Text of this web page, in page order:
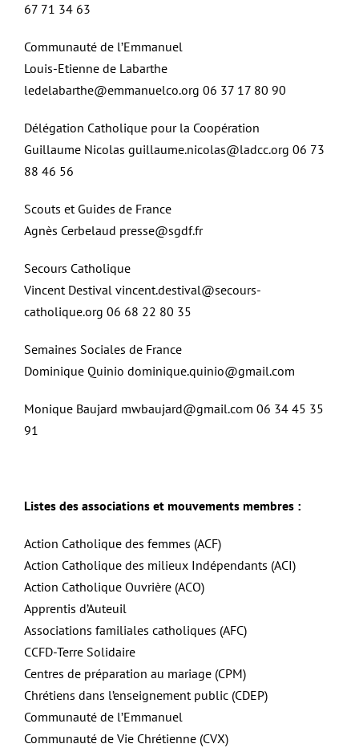
67 71 34 63
Communauté de l’Emmanuel
Louis-Etienne de Labarthe
ledelabarthe@emmanuelco.org 06 37 17 80 90
Délégation Catholique pour la Coopération
Guillaume Nicolas guillaume.nicolas@ladcc.org 06 73
88 46 56
Scouts et Guides de France
Agnès Cerbelaud presse@sgdf.fr
Secours Catholique
Vincent Destival vincent.destival@secours-
catholique.org 06 68 22 80 35
Semaines Sociales de France
Dominique Quinio dominique.quinio@gmail.com
Monique Baujard mwbaujard@gmail.com 06 34 45 35
91
Listes des associations et mouvements membres :
Action Catholique des femmes (ACF)
Action Catholique des milieux Indépendants (ACI)
Action Catholique Ouvrière (ACO)
Apprentis d’Auteuil
Associations familiales catholiques (AFC)
CCFD-Terre Solidaire
Centres de préparation au mariage (CPM)
Chrétiens dans l’enseignement public (CDEP)
Communauté de l’Emmanuel
Communauté de Vie Chrétienne (CVX)